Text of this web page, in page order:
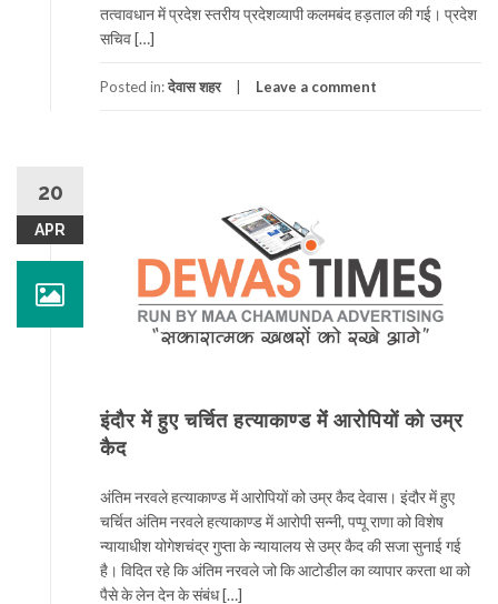
तत्वावधान में प्रदेश स्तरीय प्रदेशव्यापी कलमबंद हड़ताल की गई। प्रदेश
सचिव […]
Posted in:देवास शहर Leave a comment
20
APR
इंदौर में हुए चर्चित हत्याकाण्ड मेंं आरोपियों को उम्र
कैद
अंतिम नरवले हत्याकाण्ड में आरोपियों को उम्र कैद देवास। इंदौर में हुए
चर्चित अंतिम नरवले हत्याकाण्ड में आरोपी सन्नी, पप्पू राणा को विशेष
न्यायाधीश योगेशचंद्र गुप्ता के न्यायालय से उम्र कैद की सजा सुनाई गई
है। विदित रहे कि अंतिम नरवले जो कि आटोडील का व्यापार करता था को
पैसे के लेन देन के संबंध […]